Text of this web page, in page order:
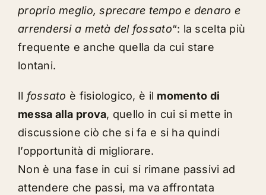
proprio meglio, sprecare tempo e denaro e
arrendersi a metà del fossato“: la scelta più
frequente e anche quella da cui stare
lontani.
Il fossato è fisiologico, è il momento di
messa alla prova, quello in cui si mette in
discussione ciò che si fa e si ha quindi
l’opportunità di migliorare.
Non è una fase in cui si rimane passivi ad
attendere che passi, ma va affrontata